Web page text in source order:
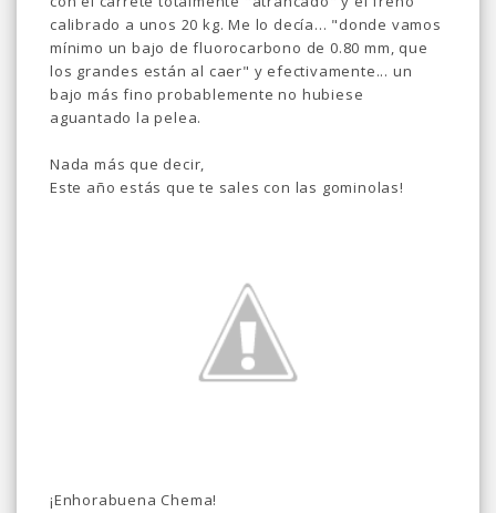
calibrado a unos 20 kg. Me lo decía... "donde vamos
mínimo un bajo de fluorocarbono de 0.80 mm, que
los grandes están al caer" y efectivamente... un
bajo más fino probablemente no hubiese
aguantado la pelea.
Nada más que decir,
Este año estás que te sales con las gominolas!
¡Enhorabuena Chema!